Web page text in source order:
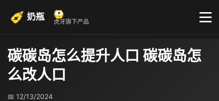
奶瓶 虎牙旗下产品
碳碳岛怎么提升人口 碳碳岛怎
么改人口
📅 12/13/2024